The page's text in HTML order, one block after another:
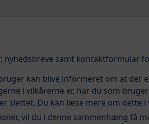
nyhedsbreve samt kontaktformular
kan blive informeret om at der
i vilkårerne er, har du som
slettet. Du kan læse mere om dette i
vil du i denne sammenhæng få